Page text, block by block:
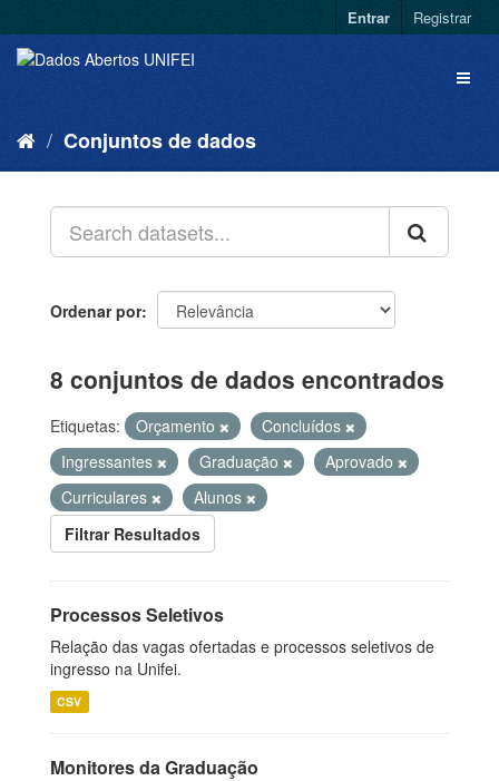
Entrar Registrar
Conjuntos de dados
Ordenar por
8 conjuntos de dados encontrados
Etiquetas: Orçamento
Concluídos
Ingressantes
Graduação
Aprovado
Curriculares
Alunos
Filtrar Resultados
Processos Seletivos
Relação das vagas ofertadas e processos seletivos de
ingresso na Unifei.
CSV
Monitores da Graduação